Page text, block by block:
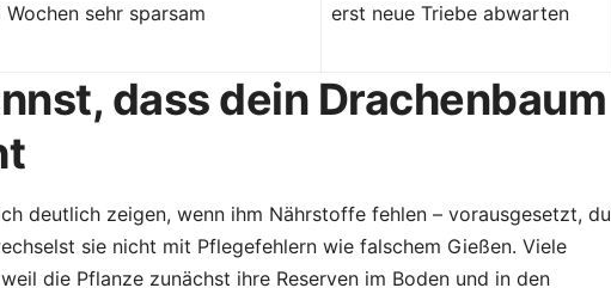
Wochen sehr sparsam erst neue Triebe abwarten
dass dein Drachenbaum
deutlich zeigen, wenn ihm Nährstoffe fehlen – vorausgesetzt, du
sie nicht mit Pflegefehlern wie falschem Gießen. Viele
die Pflanze zunächst ihre Reserven im Boden und in den